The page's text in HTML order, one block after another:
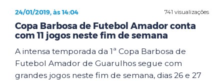
741 visualizações
24/01/2019, às 14:04
Copa Barbosa de Futebol Amador conta
com 11 jogos neste fim de semana
A intensa temporada da 1ª Copa Barbosa de
Futebol Amador de Guarulhos segue com
grandes jogos neste fim de semana, dias 26 e 27